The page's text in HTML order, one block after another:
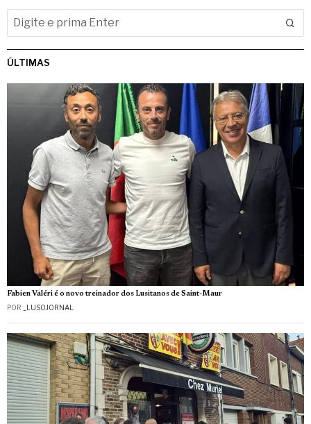
ÚLTIMAS
Fabien Valéri é o novo treinador dos Lusitanos de Saint-Maur
POR _LUSOJORNAL